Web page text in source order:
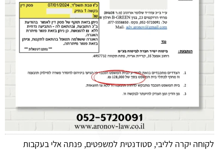
לקוחה יקרה לליבי, סטודנטית למשפטים, פנתה אלי בעקבות